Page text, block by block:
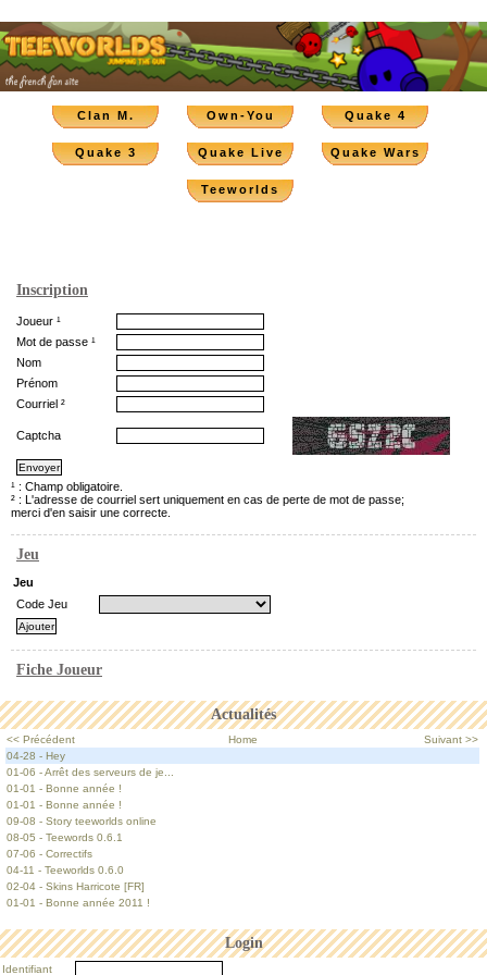
Clan M. Own-You Quake 4
Quake 3 Quake Live Quake Wars
Teeworlds
Actualités
<< Précédent Home
Suivant >>
04-28 - Hey
01-06 - Arrêt des serveurs de je...
01-01 - Bonne année !
01-01 - Bonne année !
09-08 - Story teeworlds online
08-05 - Teewords 0.6.1
07-06 - Correctifs
04-11 - Teeworlds 0.6.0
02-04 - Skins Harricote [FR]
01-01 - Bonne année 2011 !
Login
Identifiant
Inscription
Joueur ¹
Mot de passe ¹
Nom
Prénom
Courriel ²
Captcha
¹ : Champ obligatoire.
² : L'adresse de courriel sert uniquement en cas de perte de mot de passe;
merci d'en saisir une correcte.
Jeu
Jeu
Code Jeu
Fiche Joueur